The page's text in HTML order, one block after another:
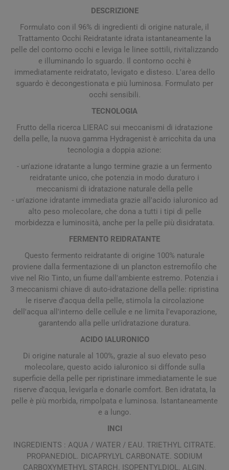
DESCRIZIONE
Formulato con il 96% di ingredienti di origine naturale, il
Trattamento Occhi Reidratante idrata istantaneamente la
pelle del contorno occhi e leviga le linee sottili, rivitalizzando
e illuminando lo sguardo. Il contorno occhi è
immediatamente reidratato, levigato e disteso. L'area dello
sguardo è decongestionata e più luminosa. Formulato per
occhi sensibili.
TECNOLOGIA
Frutto della ricerca LIERAC sui meccanismi di idratazione
della pelle, la nuova gamma Hydragenist è arricchita da una
tecnologia a doppia azione:
- un'azione idratante a lungo termine grazie a un fermento
reidratante unico, che potenzia in modo duraturo i
meccanismi di idratazione naturale della pelle
- un'azione idratante immediata grazie all'acido ialuronico ad
alto peso molecolare, che dona a tutti i tipi di pelle
morbidezza e luminosità, anche per la pelle più disidratata.
FERMENTO REIDRATANTE
Questo fermento reidratante di origine 100% naturale
proviene dalla fermentazione di un plancton estremofilo che
vive nel Rio Tinto, un fiume dall'ambiente estremo. Potenzia i
3 meccanismi chiave di auto-idratazione della pelle: ripristina
le riserve d’acqua della pelle, stimola la circolazione
dell'acqua all'interno delle cellule e ne limita l'evaporazione,
garantendo alla pelle un'idratazione duratura.
ACIDO IALURONICO
Di origine naturale al 100%, grazie al suo elevato peso
molecolare, questo acido ialuronico si diffonde sulla
superficie della pelle per ripristinare immediatamente le sue
riserve d’acqua, levigarla e donarle comfort. Ben idratata, la
pelle è più morbida, rimpolpata e luminosa. Istantaneamente
e a lungo.
INCI
INGREDIENTS : AQUA / WATER / EAU. TRIETHYL CITRATE.
PROPANEDIOL. DICAPRYLYL CARBONATE. SODIUM
CARBOXYMETHYL STARCH. ISOPENTYLDIOL. ALGIN.